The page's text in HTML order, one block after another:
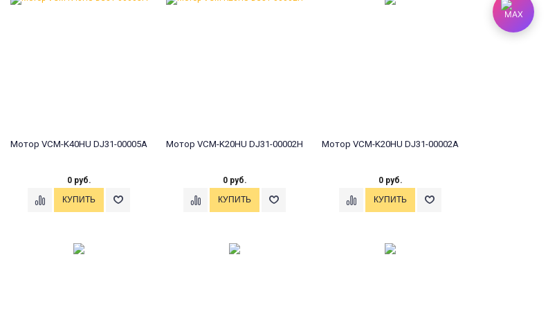
Мотор VCM-K40HU DJ31-00005A
0 руб.
Мотор VCM-K20HU DJ31-00002H
0 руб.
Мотор VCM-K20HU DJ31-00002A
0 руб.